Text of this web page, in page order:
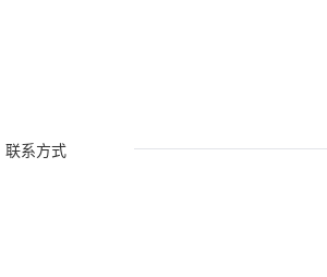
联系方式